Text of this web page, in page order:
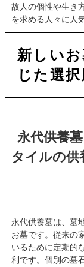
故人の個性や生き
を求める人々に人
新しいお墓の種類：ニーズに応
じた選択
永代供養墓：手入れが不要な新しいス
タイルの供
永代供養墓は、墓
お墓です。従来の
いるために定期的
利です。個別の墓